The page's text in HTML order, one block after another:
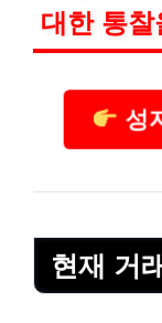
대한 통
성
현재 거